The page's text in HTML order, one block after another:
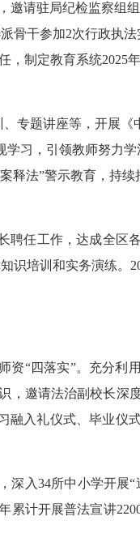
邀请驻局纪检监察组
骨干参加2次行政执
，制定教育系统2025
专题讲座等，开展《
学习，引领教师努力
释法”警示教育，持
聘任工作，达成全区
识培训和实务演练。
资“四落实”。充分利
邀请法治副校长深
融入礼仪式、毕业仪
深入34所中小学开展
累计开展普法宣讲